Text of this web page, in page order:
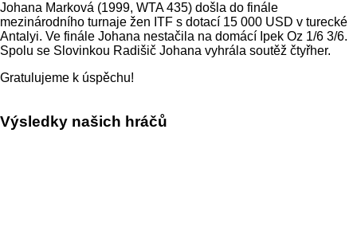
Johana Marková (1999, WTA 435) došla do finále
mezinárodního turnaje žen ITF s dotací 15 000 USD v turecké
Antalyi. Ve finále Johana nestačila na domácí Ipek Oz 1/6 3/6.
Spolu se Slovinkou Radišič Johana vyhrála soutěž čtyřher.
Gratulujeme k úspěchu!
Výsledky našich hráčů